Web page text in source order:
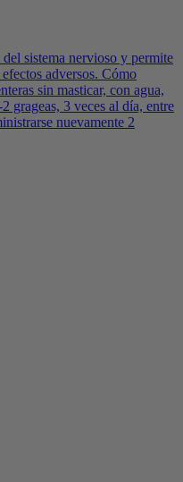
sistema nervioso y permite
adversos. Cómo
sin masticar, con agua,
grageas, 3 veces al día, entre
nuevamente 2